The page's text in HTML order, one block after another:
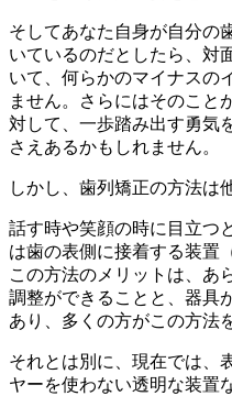
そしてあなた自身が自分の
いているのだとしたら、対
いて、何らかのマイナスの
ません。さらにはそのこと
対して、一歩踏み出す勇気
さえあるかもしれません。
しかし、歯列矯正の方法は
話す時や笑顔の時に目立つ
は歯の表側に接着する装置
この方法のメリットは、あ
調整ができることと、器具
あり、多くの方がこの方法
それとは別に、現在では、
ヤーを使わない透明な装置